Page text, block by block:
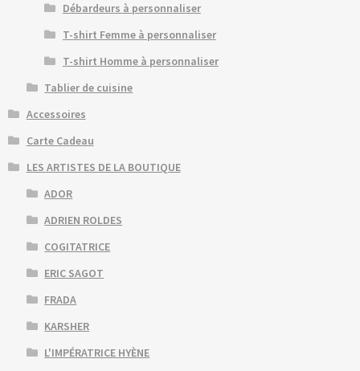
Débardeurs à personnaliser
T-shirt Femme à personnaliser
T-shirt Homme à personnaliser
Tablier de cuisine
Accessoires
Carte Cadeau
LES ARTISTES DE LA BOUTIQUE
ADOR
ADRIEN ROLDES
COGITATRICE
ERIC SAGOT
FRADA
KARSHER
L'IMPÉRATRICE HYÈNE